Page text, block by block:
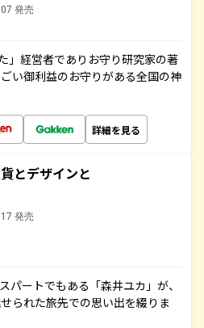
発売
」経営者でありお守り研究家の著
い御利益のお守りがある全国の神
詳細を見る
とデザインと
発売
パートでもある「森井ユカ」が、
られた旅先での思い出を綴りま